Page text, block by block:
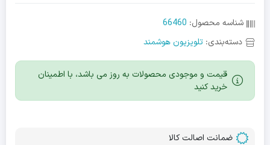
شناسه محصول: 66460
دسته‌بندی: تلویزیون هوشمند
قیمت و موجودی محصولات به روز می باشد، با اطمینان
خرید کنید
ضمانت اصالت کالا